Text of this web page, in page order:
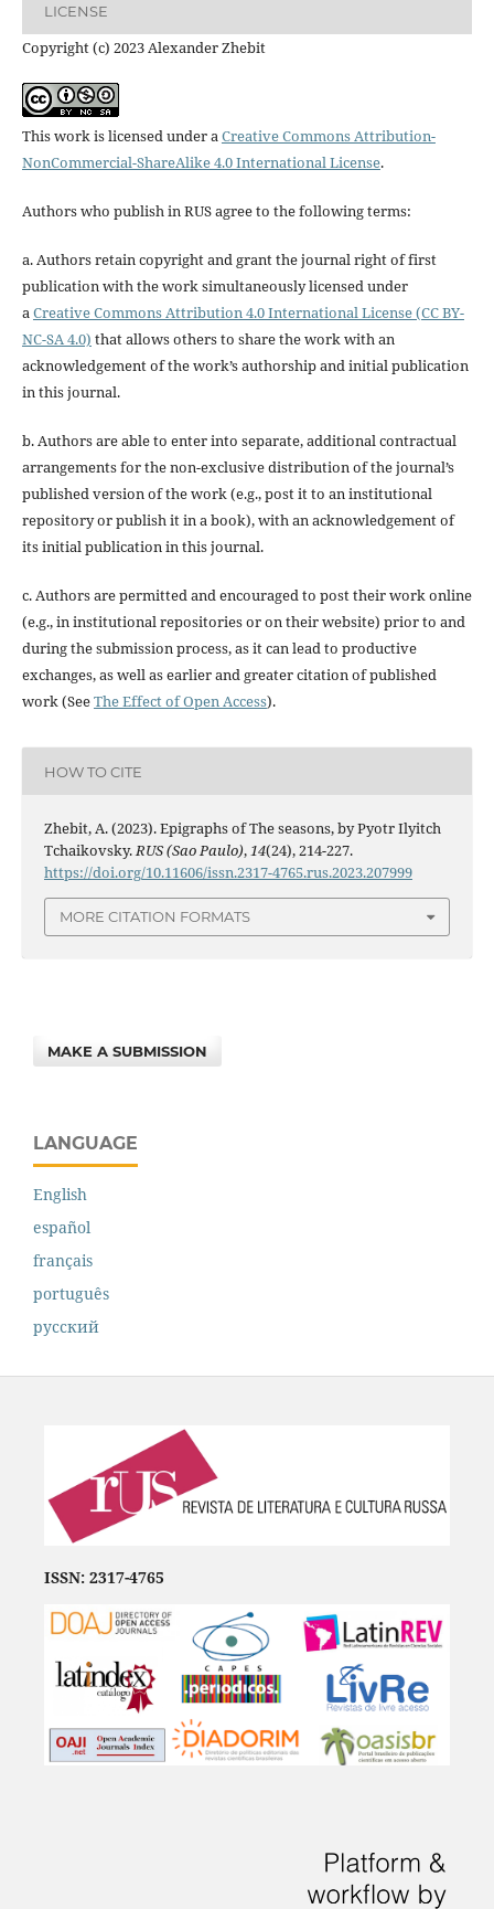
LICENSE
Copyright (c) 2023 Alexander Zhebit
This work is licensed under aCreative Commons Attribution-
NonCommercial-ShareAlike 4.0 International License.
Authors who publish in RUS agree to the following terms:
a. Authors retain copyright and grant the journal right of first
publication with the work simultaneously licensed under
aCreative Commons Attribution 4.0 International License (CC BY-
NC-SA 4.0) that allows others to share the work with an
acknowledgement of the work’s authorship and initial publication
in this journal.
b. Authors are able to enter into separate, additional contractual
arrangements for the non-exclusive distribution of the journal’s
published version of the work (e.g., post it to an institutional
repository or publish it in a book), with an acknowledgement of
its initial publication in this journal.
c. Authors are permitted and encouraged to post their work online
(e.g., in institutional repositories or on their website) prior to and
during the submission process, as it can lead to productive
exchanges, as well as earlier and greater citation of published
work (SeeThe Effect of Open Access).
HOW TO CITE
Zhebit, A. (2023). Epigraphs of The seasons, by Pyotr Ilyitch
Tchaikovsky.RUS (Sao Paulo),14(24), 214-227.
https://doi.org/10.11606/issn.2317-4765.rus.2023.207999
MORE CITATION FORMATS
MAKE A SUBMISSION
LANGUAGE
English
español
français
português
русский
ISSN: 2317-4765